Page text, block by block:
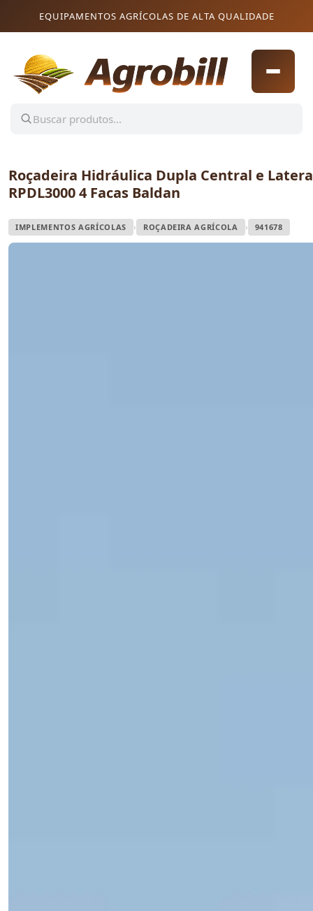
EQUIPAMENTOS AGRÍCOLAS DE ALTA QUALIDADE
Roçadeira Hidráulica Dupla Central e
RPDL3000 4 Facas Baldan
IMPLEMENTOS AGRÍCOLAS › ROÇADEIRA AGRÍCOLA › 941678